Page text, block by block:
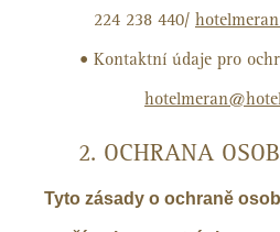
224 238 440/
Kontaktní údaje pro
2. OCHRANA
Tyto zásady o ochraně